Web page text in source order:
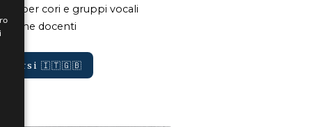
per cori e gruppi vocali
docenti
ai Corsi 🇮🇹🇬🇧